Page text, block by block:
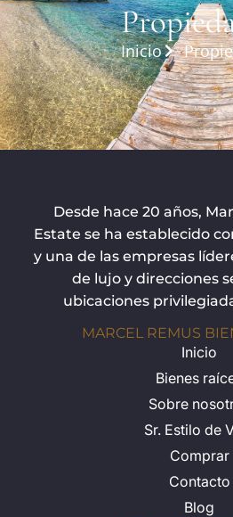
Inicio
Desde hace 20 años,
Estate se ha establecido
y una de las empresas
de lujo y direcciones
ubicaciones
MARCEL REMUS
Inicio
Bienes
Sobre
Sr. Estilo de
Comprar
Contacto
Blog